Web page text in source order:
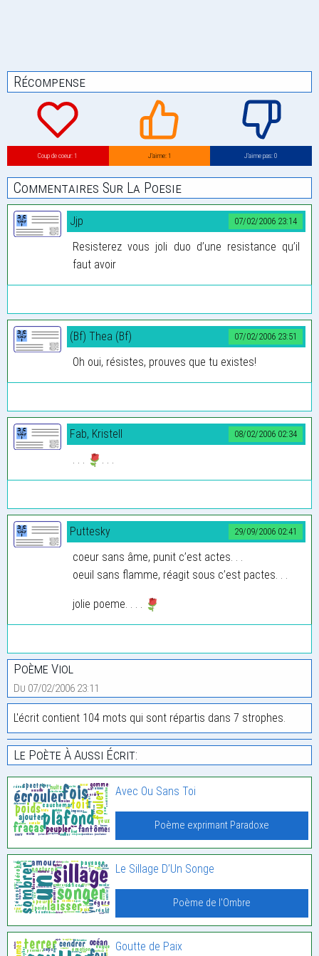
Récompense
Coup de coeur: 1 J’aime: 1 J’aime pas: 0
Commentaires Sur La Poesie
07/02/2006 23:14
Jjp
Resisterez vous joli duo d’une resistance qu’il
faut avoir
07/02/2006 23:51
(Bf) Thea (Bf)
Oh oui, résistes, prouves que tu existes!
08/02/2006 02:34
Fab, Kristell
29/09/2006 02:41
Puttesky
coeur sans âme, punit c’est actes. . .
oeuil sans flamme, réagit sous c’est pactes. . .
jolie poeme. . . .
Poème Viol
Du 07/02/2006 23:11
L'écrit contient 104 mots qui sont répartis dans 7 strophes.
Le Poète À Aussi Écrit:
Avec Ou Sans Toi
Poème exprimant Paradoxe
Le Sillage D’Un Songe
Poème de l'Ombre
Goutte de Paix